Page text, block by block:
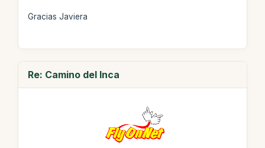
Gracias Javiera
Re: Camino del Inca